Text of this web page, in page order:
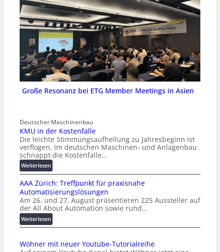
Große Resonanz bei ETG Member Meetings in Asien
Deutscher Maschinenbau
KMU in der Kostenfalle
Die leichte Stimmungsaufhellung zu Jahresbeginn ist
verflogen. Im deutschen Maschinen- und Anlagenbau
schnappt die Kostenfalle…
Weiterlesen:
K
M
U
i
n
d
e
K
AAA Zürich: Treffpunkt für praxisnahe
Automatisierungslösungen
Am 26. und 27. August präsentieren 225 Aussteller auf
der All About Automation sowie rund…
Weiterlesen:
A
A
Wöhner mit neuer Youtube-Tutorialreihe